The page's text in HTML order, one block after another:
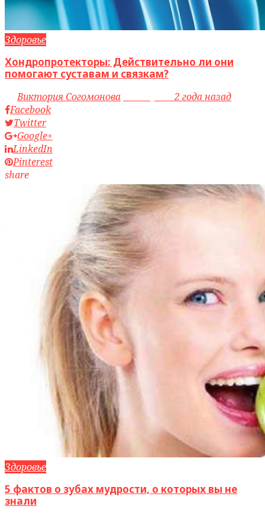
Здоровье
Хондропротекторы: Действительно ли они
помогают суставам и связкам?
byВиктория Согомонова access_time2 года назад
Facebook
Twitter
Google+
LinkedIn
Pinterest
share
Здоровье
5 фактов о зубах мудрости, о которых вы не
знали